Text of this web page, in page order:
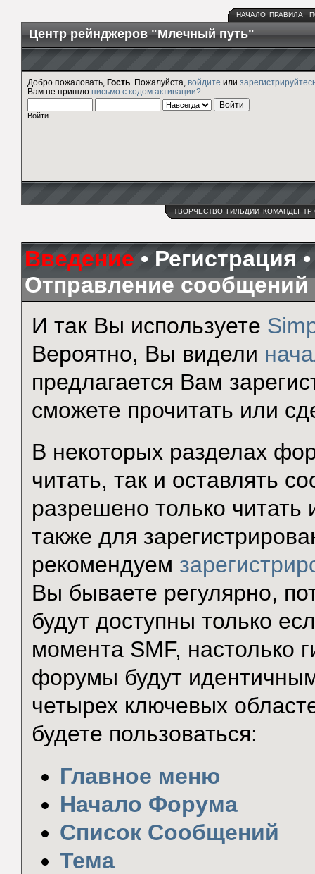
НАЧАЛО ПРАВИЛА
Центр рейнджеров "Млечный путь"
Добро пожаловать, Гость . Пожалуйста, войдите или
Вам не пришло письмо с кодом активации?
Войти
ТВОРЧЕСТВО ГИЛЬДИИ КОМАНДЫ ТР
Введение • Регистрация
Отправление сообщений
И так Вы используете
Вероятно, Вы видели
предлагается Вам
сможете прочитать или
В некоторых разделах
читать, так и оставлять
разрешено только читать
также для
рекомендуем
Вы бываете регулярно,
будут доступны только
момента SMF, настолько
форумы будут
четырех ключевых
будете пользоваться:
Главное меню
Начало Форума
Список Сообщений
Тема